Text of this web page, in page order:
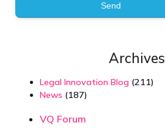
Send
Archives
Legal Innovation Blog (211)
News (187)
VQ Forum